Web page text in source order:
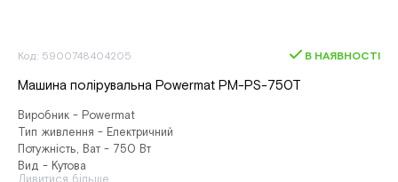
Код: 5900748404205 В НАЯВНОСТІ
Машина полірувальна Powermat PM-PS-750T
Виробник - Powermat
Тип живлення - Електричний
Потужність, Ват - 750 Вт
Вид - Кутова